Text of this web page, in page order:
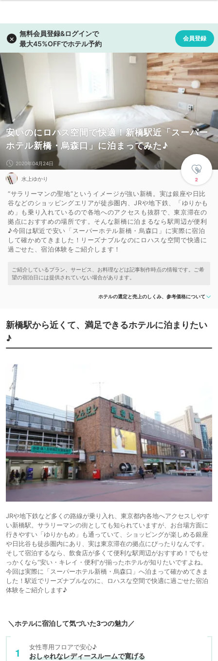
安いのにロハス空間で快適！新橋駅近「スーパー
ホテル新橋・烏森口」に泊まってみた♪
2
2020年04月24日
水上ゆかり
“サラリーマンの聖地”というイメージが強い新橋。実は銀座や日比
谷などのショッピングエリアが徒歩圏内、JRや地下鉄、「ゆりかも
め」も乗り入れているので各地へのアクセスも抜群で、東京滞在の
拠点におすすめの場所です。そんな新橋に泊まるなら駅周辺が便利
♪今回は駅近で安い「スーパーホテル新橋・烏森口」に実際に宿泊
して確かめてきました！リーズナブルなのにロハスな空間で快適に
過ごせた、宿泊体験をご紹介します！
ホテルの選定と売上のしくみ、参考価格について
新橋駅から近くて、満足できるホテルに泊まりたい
♪
JRや地下鉄など多くの路線が乗り入れ、東京都内各地へアクセスしやす
い新橋駅。サラリーマンの街としても知られていますが、お台場方面に
行きやすい「ゆりかもめ」も通っていて、ショッピングが楽しめる銀座
や日比谷も徒歩圏内にあり、実は東京滞在の拠点にぴったりなんです。
そして宿泊するなら、飲食店が多くて便利な駅周辺がおすすめ！でもせ
っかくなら“安い・キレイ・便利”が揃ったホテルが知りたいですよね。
今回は実際に「スーパーホテル新橋・烏森口」へ泊まって確かめてきま
した！駅近でリーズナブルなのに、ロハスな空間で快適に過ごせた宿泊
体験をご紹介します♪
＼ホテルに宿泊して気づいた3つの魅力／
女性専用フロアで安心♪
おしゃれなレディースルームで寛げる